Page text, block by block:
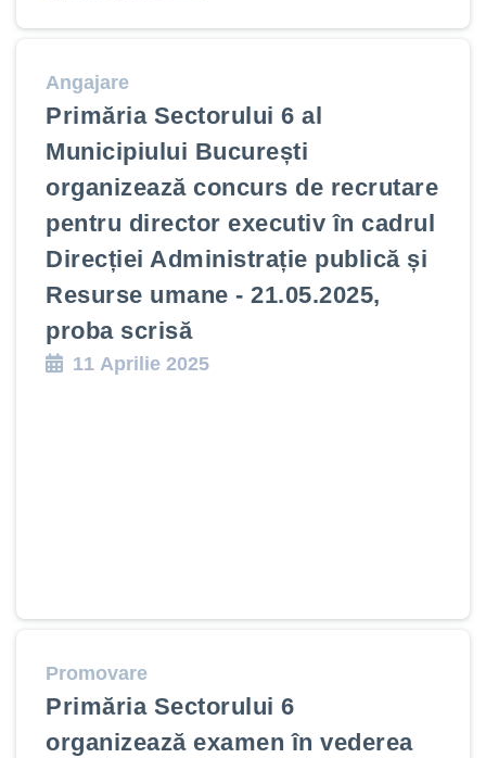
Angajare
Primăria Sectorului 6 al
Municipiului București
organizează concurs de recrutare
pentru director executiv în cadrul
Direcției Administrație publică și
Resurse umane - 21.05.2025,
proba scrisă
11 Aprilie 2025
Promovare
Primăria Sectorului 6
organizează examen în vederea